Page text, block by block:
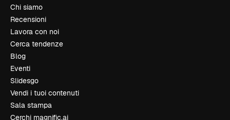
Chi siamo
Recensioni
Lavora con noi
Cerca tendenze
Blog
Eventi
Slidesgo
Vendi i tuoi contenuti
Sala stampa
Cerchi magnific.ai